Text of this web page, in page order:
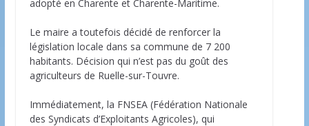
adopté en Charente et Charente-Maritime.
Le maire a toutefois décidé de renforcer la
législation locale dans sa commune de 7 200
habitants. Décision qui n’est pas du goût des
agriculteurs de Ruelle-sur-Touvre.
Immédiatement, la FNSEA (Fédération Nationale
des Syndicats d’Exploitants Agricoles), qui